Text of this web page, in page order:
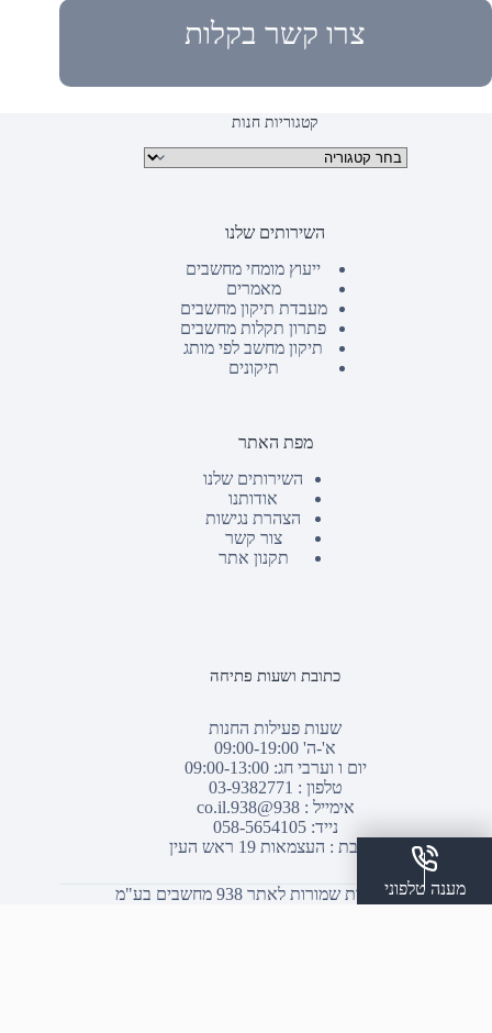
צרו קשר בקלות
קטגוריות חנות
קטגוריות מוצרים
השירותים שלנו
ייעוץ מומחי מחשבים
מאמרים
מעבדת תיקון מחשבים
פתרון תקלות מחשבים
תיקון מחשב לפי מותג
תיקונים
מפת האתר
השירותים שלנו
אודותנו
הצהרת נגישות
צור קשר
תקנון אתר
כתובת ושעות פתיחה
שעות פעילות החנות
א'-ה' 09:00-19:00
יום ו וערבי חג: 09:00-13:00
טלפון : 03-9382771
אימייל :938@938.co.il
נייד: 058-5654105
כתובת : העצמאות 19 ראש העין
© כל הזכויות שמורות לאתר 938 מחשבים בע"מ
מענה טלפוני